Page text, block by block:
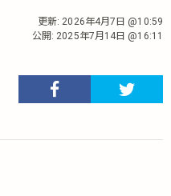
更新: 2026年4月7日 @10:59
公開: 2025年7月14日 @16:11